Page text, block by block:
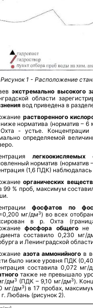
Рисунок 1 - Расположение
экстремально высокого
области
вод приведена в
растворенного
норматива (норматив – 6
- устье. Концентрации
определяемой
норматив (норматив
(1,6 ПДК)
органических
99 % проб, максимум
фосфатов по
мг/дм3) во всех
в р. Охта
фосфора общегоне
составило 0,230 мг/
и Ленинградской
азота аммонийного в
было ниже уровня ПДК
составила 0,072 мг/
также не превышало
дм3 (ПДК – 9,10 мг/дм3).
мг/дм3) в 17 пробах,
Любань (рисунок 2).